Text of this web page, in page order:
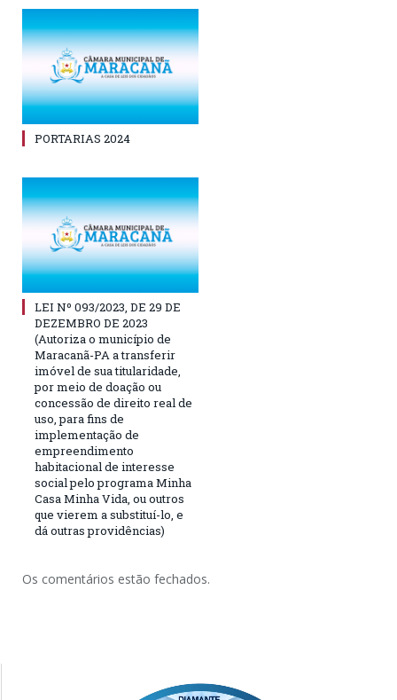
PORTARIAS 2024
LEI Nº 093/2023, DE 29 DE
DEZEMBRO DE 2023
(Autoriza o município de
Maracanã-PA a transferir
imóvel de sua titularidade,
por meio de doação ou
concessão de direito real de
uso, para fins de
implementação de
empreendimento
habitacional de interesse
social pelo programa Minha
Casa Minha Vida, ou outros
que vierem a substituí-lo, e
dá outras providências)
Os comentários estão fechados.